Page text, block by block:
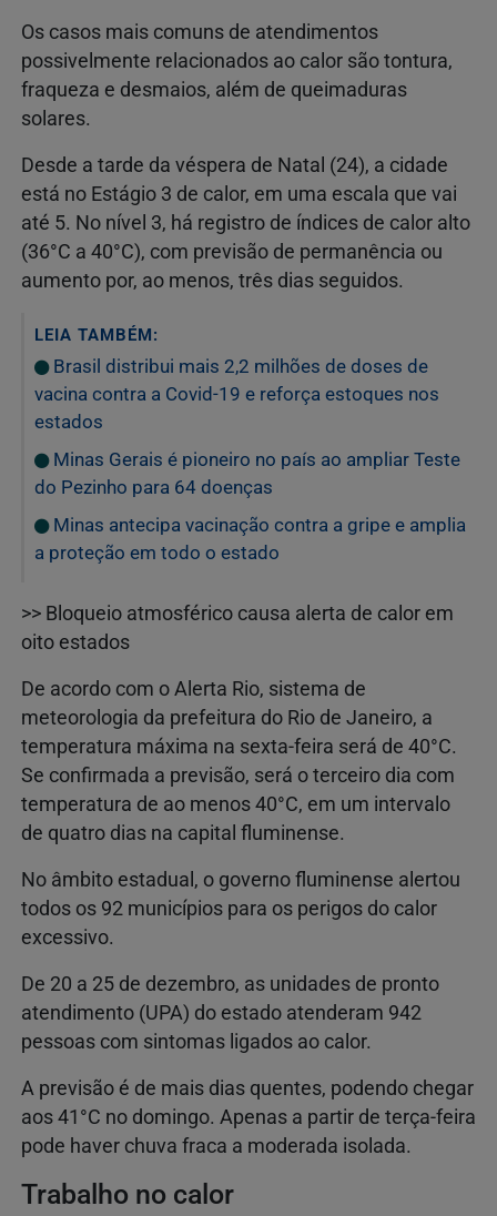
Os casos mais comuns de atendimentos
possivelmente relacionados ao calor são tontura,
fraqueza e desmaios, além de queimaduras
solares.
Desde a tarde da véspera de Natal (24), a cidade
está no Estágio 3 de calor, em uma escala que vai
até 5. No nível 3, há registro de índices de calor alto
(36°C a 40°C), com previsão de permanência ou
aumento por, ao menos, três dias seguidos.
LEIA TAMBÉM:
Brasil distribui mais 2,2 milhões de doses de
vacina contra a Covid-19 e reforça estoques nos
estados
Minas Gerais é pioneiro no país ao ampliar Teste
do Pezinho para 64 doenças
Minas antecipa vacinação contra a gripe e amplia
a proteção em todo o estado
>> Bloqueio atmosférico causa alerta de calor em
oito estados
De acordo com o Alerta Rio, sistema de
meteorologia da prefeitura do Rio de Janeiro, a
temperatura máxima na sexta-feira será de 40°C.
Se confirmada a previsão, será o terceiro dia com
temperatura de ao menos 40°C, em um intervalo
de quatro dias na capital fluminense.
No âmbito estadual, o governo fluminense alertou
todos os 92 municípios para os perigos do calor
excessivo.
De 20 a 25 de dezembro, as unidades de pronto
atendimento (UPA) do estado atenderam 942
pessoas com sintomas ligados ao calor.
A previsão é de mais dias quentes, podendo chegar
aos 41°C no domingo. Apenas a partir de terça-feira
pode haver chuva fraca a moderada isolada.
Trabalho no calor